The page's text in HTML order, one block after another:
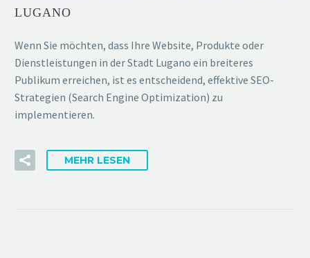
LUGANO
Wenn Sie möchten, dass Ihre Website, Produkte oder
Dienstleistungen in der Stadt Lugano ein breiteres
Publikum erreichen, ist es entscheidend, effektive SEO-
Strategien (Search Engine Optimization) zu
implementieren.
MEHR LESEN